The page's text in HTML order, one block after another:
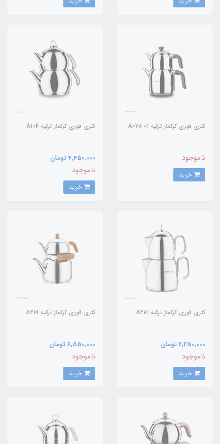
کتری قوری کرکماز ترکیه A078 01
ناموجود
کتری قوری کرکماز ترکیه A104
4,450,000 تومان
ناموجود
کتری قوری کرکماز ترکیه A281
2,450,000 تومان
ناموجود
کتری قوری کرکماز ترکیه A217
6,550,000 تومان
ناموجود